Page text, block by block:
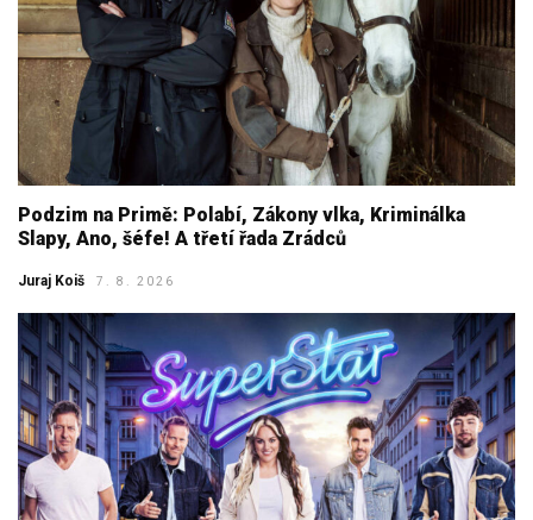
Podzim na Primě: Polabí, Zákony vlka, Kriminálka
Slapy, Ano, šéfe! A třetí řada Zrádců
Juraj Koiš 7. 8. 2026